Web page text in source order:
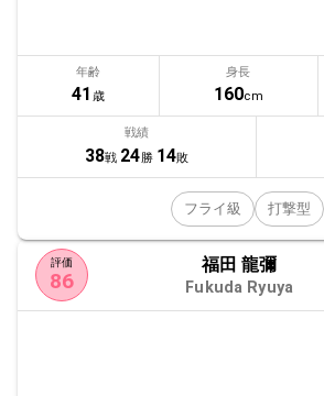
年齢
41 歳
身長
160cm
戦績
38戦 24 勝 14敗
フライ級 打撃型
評価
86
福田 龍彌
Fukuda Ryuya